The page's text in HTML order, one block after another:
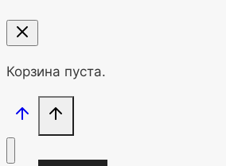
Корзина пуста.